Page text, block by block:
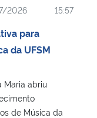
2026 15:57
para
da UFSM
Maria abriu
de Música da